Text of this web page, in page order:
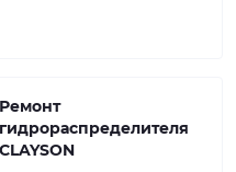
Ремонт
гидрораспределителя
CLAYSON